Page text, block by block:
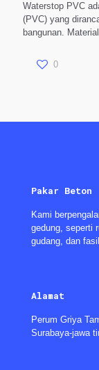
Waterstop PVC
(PVC) yang
bangunan.
0
Pakar Beton
Kami
gedung, seperti
gudang, dan
Alamat
Perum Griya
Surabaya-jawa